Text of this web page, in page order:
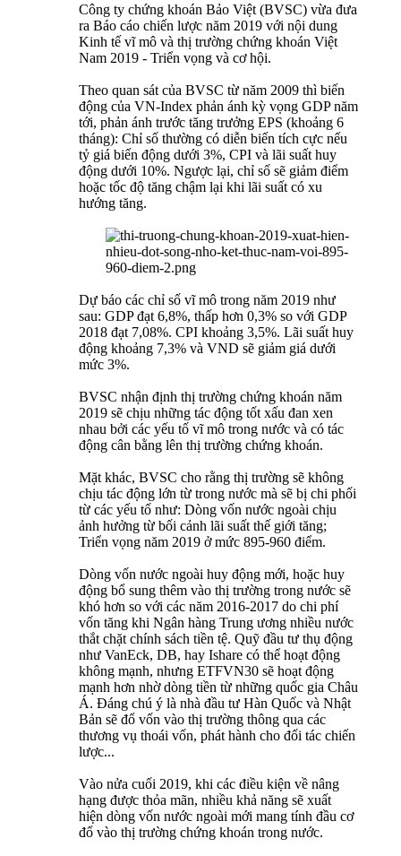
Công ty chứng khoán Bảo Việt (BVSC) vừa đưa
ra Báo cáo chiến lược năm 2019 với nội dung
Kinh tế vĩ mô và thị trường chứng khoán Việt
Nam 2019 - Triển vọng và cơ hội.
Theo quan sát của BVSC từ năm 2009 thì biến
động của VN-Index phản ánh kỳ vọng GDP năm
tới, phản ánh trước tăng trưởng EPS (khoảng 6
tháng): Chỉ số thường có diễn biến tích cực nếu
tỷ giá biến động dưới 3%, CPI và lãi suất huy
động dưới 10%. Ngược lại, chỉ số sẽ giảm điểm
hoặc tốc độ tăng chậm lại khi lãi suất có xu
hướng tăng.
Dự báo các chỉ số vĩ mô trong năm 2019 như
sau: GDP đạt 6,8%, thấp hơn 0,3% so với GDP
2018 đạt 7,08%. CPI khoảng 3,5%. Lãi suất huy
động khoảng 7,3% và VND sẽ giảm giá dưới
mức 3%.
BVSC nhận định thị trường chứng khoán năm
2019 sẽ chịu những tác động tốt xấu đan xen
nhau bởi các yếu tố vĩ mô trong nước và có tác
động cân bằng lên thị trường chứng khoán.
Mặt khác, BVSC cho rằng thị trường sẽ không
chịu tác động lớn từ trong nước mà sẽ bị chi phối
từ các yếu tố như: Dòng vốn nước ngoài chịu
ảnh hưởng từ bối cảnh lãi suất thế giới tăng;
Triển vọng năm 2019 ở mức 895-960 điểm.
Dòng vốn nước ngoài huy động mới, hoặc huy
động bổ sung thêm vào thị trường trong nước sẽ
khó hơn so với các năm 2016-2017 do chi phí
vốn tăng khi Ngân hàng Trung ương nhiều nước
thắt chặt chính sách tiền tệ. Quỹ đầu tư thụ động
như VanEck, DB, hay Ishare có thể hoạt động
không mạnh, nhưng ETFVN30 sẽ hoạt động
mạnh hơn nhờ dòng tiền từ những quốc gia Châu
Á. Đáng chú ý là nhà đầu tư Hàn Quốc và Nhật
Bản sẽ đổ vốn vào thị trường thông qua các
thương vụ thoái vốn, phát hành cho đối tác chiến
lược...
Vào nửa cuối 2019, khi các điều kiện về nâng
hạng được thỏa mãn, nhiều khả năng sẽ xuất
hiện dòng vốn nước ngoài mới mang tính đầu cơ
đổ vào thị trường chứng khoán trong nước.